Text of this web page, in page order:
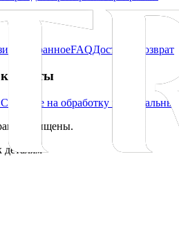
ИзбранноеFAQДоставка Возврат
Согласие на обработку
защищены.